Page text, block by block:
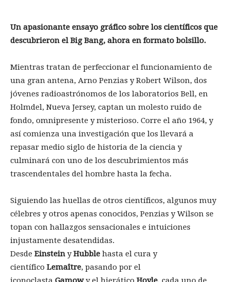
Un apasionante ensayo gráfico sobre los científicos que
descubrieron el Big Bang, ahora en formato bolsillo.
Mientras tratan de perfeccionar el funcionamiento de
una gran antena, Arno Penzias y Robert Wilson, dos
jóvenes radioastrónomos de los laboratorios Bell, en
Holmdel, Nueva Jersey, captan un molesto ruido de
fondo, omnipresente y misterioso. Corre el año 1964, y
así comienza una investigación que los llevará a
repasar medio siglo de historia de la ciencia y
culminará con uno de los descubrimientos más
trascendentales del hombre hasta la fecha.
Siguiendo las huellas de otros científicos, algunos muy
célebres y otros apenas conocidos, Penzias y Wilson se
topan con hallazgos sensacionales e intuiciones
injustamente desatendidas.
Desde Einstein yHubble hasta el cura y
científico Lemaître, pasando por el